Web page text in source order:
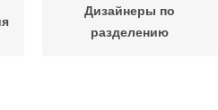
Дизайнеры по
разделению